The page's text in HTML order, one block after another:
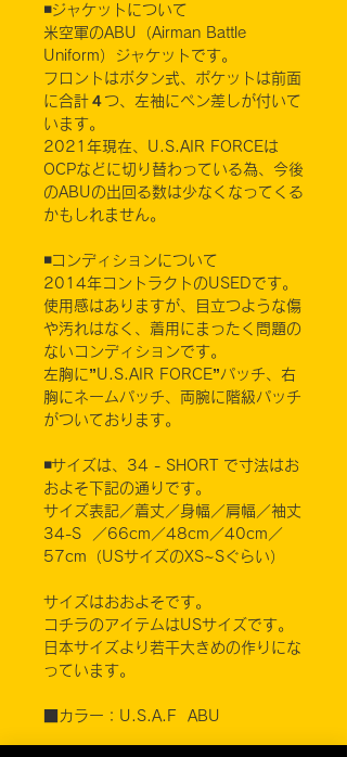
◾️ジャケットについて
米空軍のABU（Airman Battle
Uniform）ジャケットです。
フロントはボタン式、ポケットは前面
に合計４つ、左袖にペン差しが付いて
います。
2021年現在、U.S.AIR FORCEは
OCPなどに切り替わっている為、今後
のABUの出回る数は少なくなってくる
かもしれません。
◾️コンディションについて
2014年コントラクトのUSEDです。
使用感はありますが、目立つような傷
や汚れはなく、着用にまったく問題の
ないコンディションです。
左胸に”U.S.AIR FORCE”パッチ、右
胸にネームパッチ、両腕に階級パッチ
がついております。
◾️サイズは、34 - SHORT で寸法はお
およそ下記の通りです。
サイズ表記／着丈／身幅／肩幅／袖丈
34-S ／66cm／48cm／40cm／
57cm（USサイズのXS~Sぐらい）
サイズはおおよそです。
コチラのアイテムはUSサイズです。
日本サイズより若干大きめの作りにな
っています。
■カラー：U.S.A.F ABU